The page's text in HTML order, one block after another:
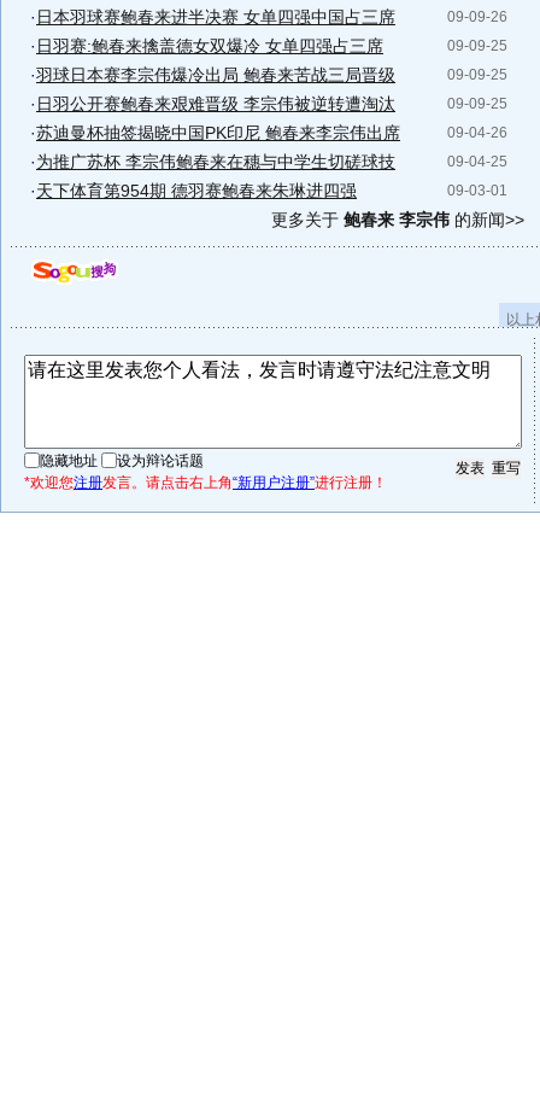
09-09-26
· 日本羽球赛鲍春来进半决赛 女单四强中国占三席
09-09-25
· 日羽赛:鲍春来擒盖德女双爆冷 女单四强占三席
09-09-25
·羽球日本赛李宗伟爆冷出局 鲍春来苦战三局晋级
09-09-25
· 日羽公开赛鲍春来艰难晋级 李宗伟被逆转遭淘汰
09-04-26
·苏迪曼杯抽签揭晓中国PK印尼 鲍春来李宗伟出席
09-04-25
·为推广苏杯 李宗伟鲍春来在穗与中学生切磋球技
09-03-01
·天下体育第954期 德羽赛鲍春来朱琳进四强
更多关于 鲍春来 李宗伟 的新闻>>
以
隐藏地址
设为辩论话题
*欢迎您注册发言。请点击右上角“新用户注册”进行注册！